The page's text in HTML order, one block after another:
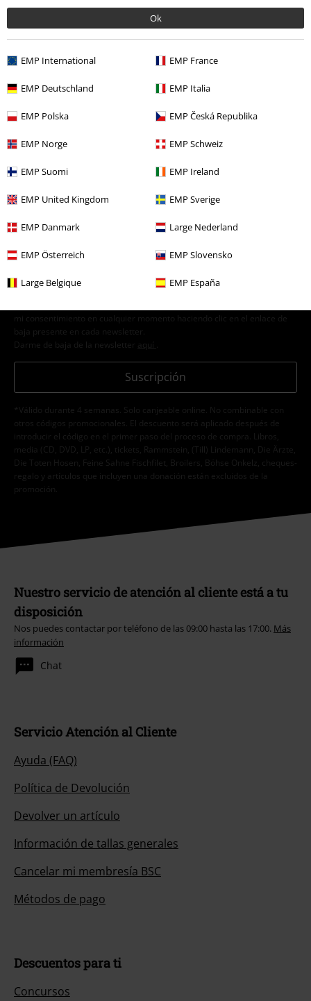
Ok
EMP International EMP France
EMP Deutschland EMP Italia
EMP Polska EMP Česká Republika
EMP Norge EMP Schweiz
EMP Suomi EMP Ireland
EMP United Kingdom EMP Sverige
EMP Danmark Large Nederland
EMP Österreich EMP Slovensko
Large Belgique EMP España
E-mail Newsletter
suscríbete ahora!
Doy mi consentimiento para recibir la newsletter de EMP y acepto que
personales con el fin de informarme de manera personalizada y regular
sobre su oferta. El tratamiento de mis datos personales se llevará a cabo
mi consentimiento en cualquier momento haciendo clic en el enlace de
baja presente en cada newsletter.
Darme de baja de la newsletter
aquí
Suscripción
*Válido durante 4 semanas. Solo canjeable online. No combinable con
otros códigos promocionales. El descuento será aplicado después de
introducir el código en el primer paso del proceso de compra. Libros,
media (CD, DVD, LP, etc.), tickets, Rammstein, (Till) Lindemann, Die Ärzte,
Die Toten Hosen, Feine Sahne Fischfilet, Broilers, Böhse Onkelz, cheques-
regalo y artículos que incluyen una donación están excluidos de la
promoción.
Nuestro servicio de atención al cliente está a tu
disposición
Nos puedes contactar por teléfono de las 09:00 hasta las 17:00. Más
información
Chat
Servicio Atención al Cliente
Ayuda (FAQ)
Política de Devolución
Devolver un artículo
Información de tallas generales
Cancelar mi membresía BSC
Métodos de pago
Descuentos para ti
Concursos